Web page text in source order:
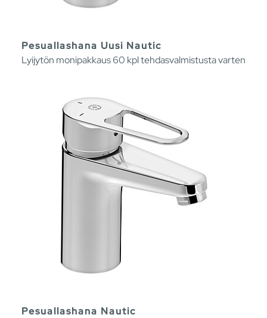
Pesuallashana Uusi Nautic
Lyijytön monipakkaus 60 kpl tehdasvalmistusta varten
Pesuallashana Nautic